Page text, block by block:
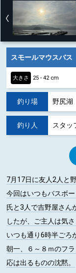
スモールマウスバス
大きさ 25 - 42 cm
釣り場 野尻
釣り人 スタッ
7月17日に友人2人と
今回はいつもバスボ
氏と3人で吉野屋さん
したが、ご主人は気
いつも通り6時半ごろ
朝一、６～８ｍのフ
応は出るものの沈黙。